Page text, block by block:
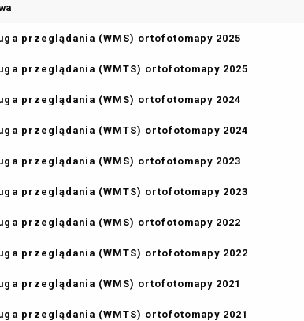
przeglądania (WMS) ortofotomapy 2025
przeglądania (WMTS) ortofotomapy 2025
przeglądania (WMS) ortofotomapy 2024
przeglądania (WMTS) ortofotomapy 2024
przeglądania (WMS) ortofotomapy 2023
przeglądania (WMTS) ortofotomapy 2023
przeglądania (WMS) ortofotomapy 2022
przeglądania (WMTS) ortofotomapy 2022
przeglądania (WMS) ortofotomapy 2021
przeglądania (WMTS) ortofotomapy 2021